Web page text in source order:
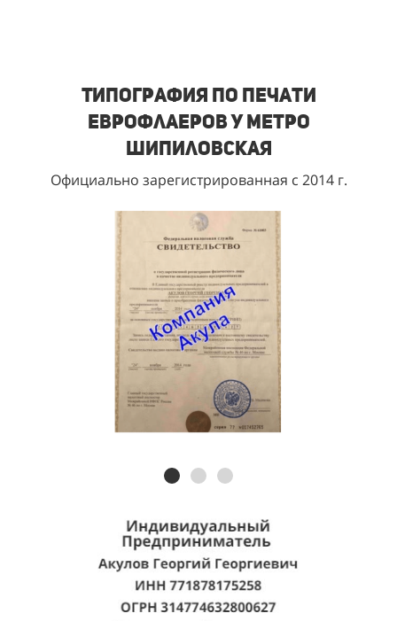
Типография по печати
еврофлаеров у метро
Шипиловская
Официально зарегистрированная с 2014 г.